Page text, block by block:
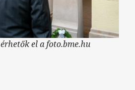
érhetők el a foto.bme.hu